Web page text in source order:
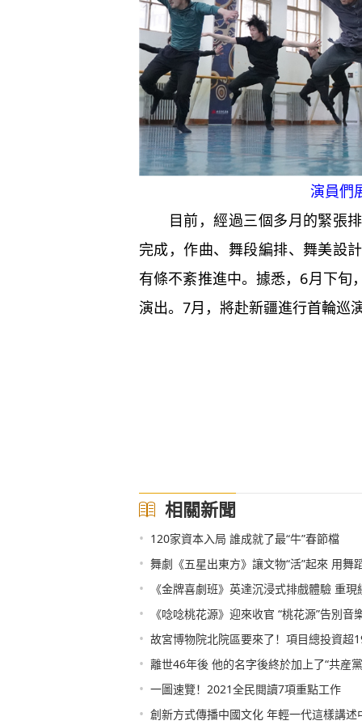
演員們展
目前，經過三個多月的緊張排
完成，作曲、舞段編排、舞美設
有條不紊推進中。據悉，6月下旬
演出。7月，將赴新疆進行首輪巡
相關新聞
• 120家資本入局 誰成就了最“牛”春節檔
• 舞劇《五星出東方》讓文物“活”起來 用舞
• 《金牌喜劇班》英達沉浸式排戲體驗 重
• 《唸唸桃花源》迎來收官 “桃花源”告別音
• 故宮博物院北院區要來了！項目總投資超
• 離世46年後 他的名字後終於加上了“共産
• 一圖速覽！2021全民閱讀7項重點工作
• 創新方式傳播中國文化 年輕一代這樣講述